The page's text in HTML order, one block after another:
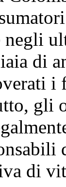
negli
di
di